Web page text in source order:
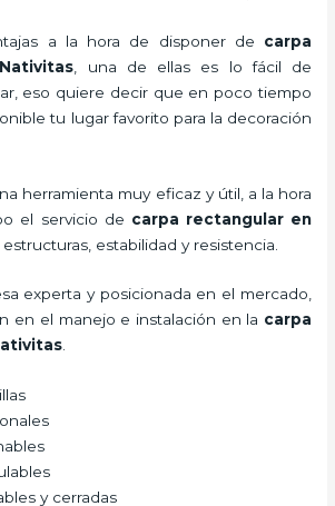
a la hora de disponer de carpa
, una de ellas es lo fácil de
eso quiere decir que en poco tiempo
tu lugar favorito para la decoración
herramienta muy eficaz y útil, a la hora
el servicio de carpa rectangularen
estructuras, estabilidad y resistencia.
experta y posicionada en el mercado,
en el manejo e instalación en la carpa
.
y cerradas